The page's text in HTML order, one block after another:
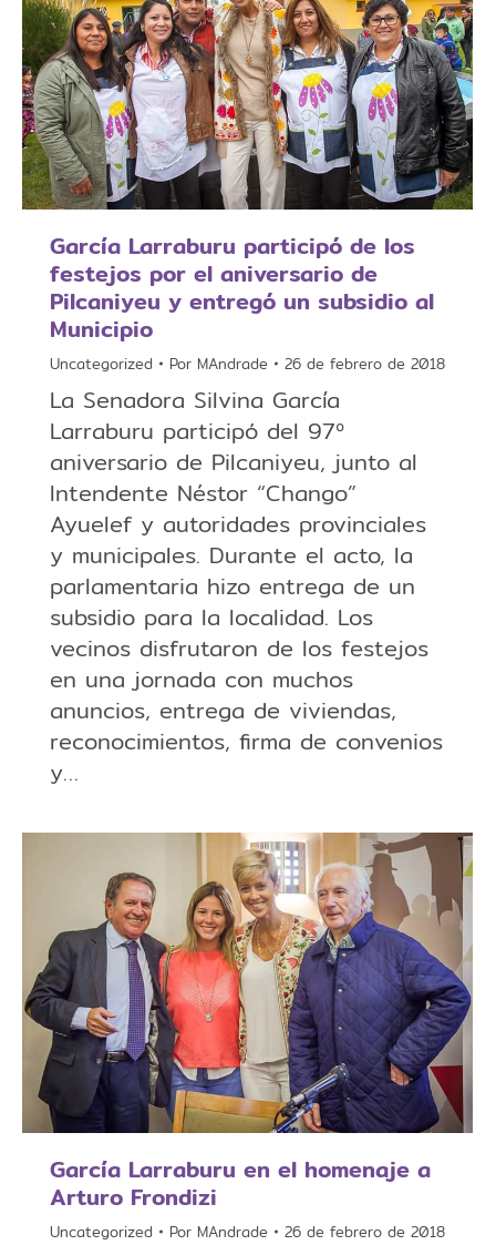
García Larraburu participó de los
festejos por el aniversario de
Pilcaniyeu y entregó un subsidio al
Municipio
Uncategorized Por MAndrade 26 de febrero de 2018
La Senadora Silvina García
Larraburu participó del 97º
aniversario de Pilcaniyeu, junto al
Intendente Néstor “Chango”
Ayuelef y autoridades provinciales
y municipales. Durante el acto, la
parlamentaria hizo entrega de un
subsidio para la localidad. Los
vecinos disfrutaron de los festejos
en una jornada con muchos
anuncios, entrega de viviendas,
reconocimientos, firma de convenios
y…
García Larraburu en el homenaje a
Arturo Frondizi
Uncategorized Por MAndrade 26 de febrero de 2018